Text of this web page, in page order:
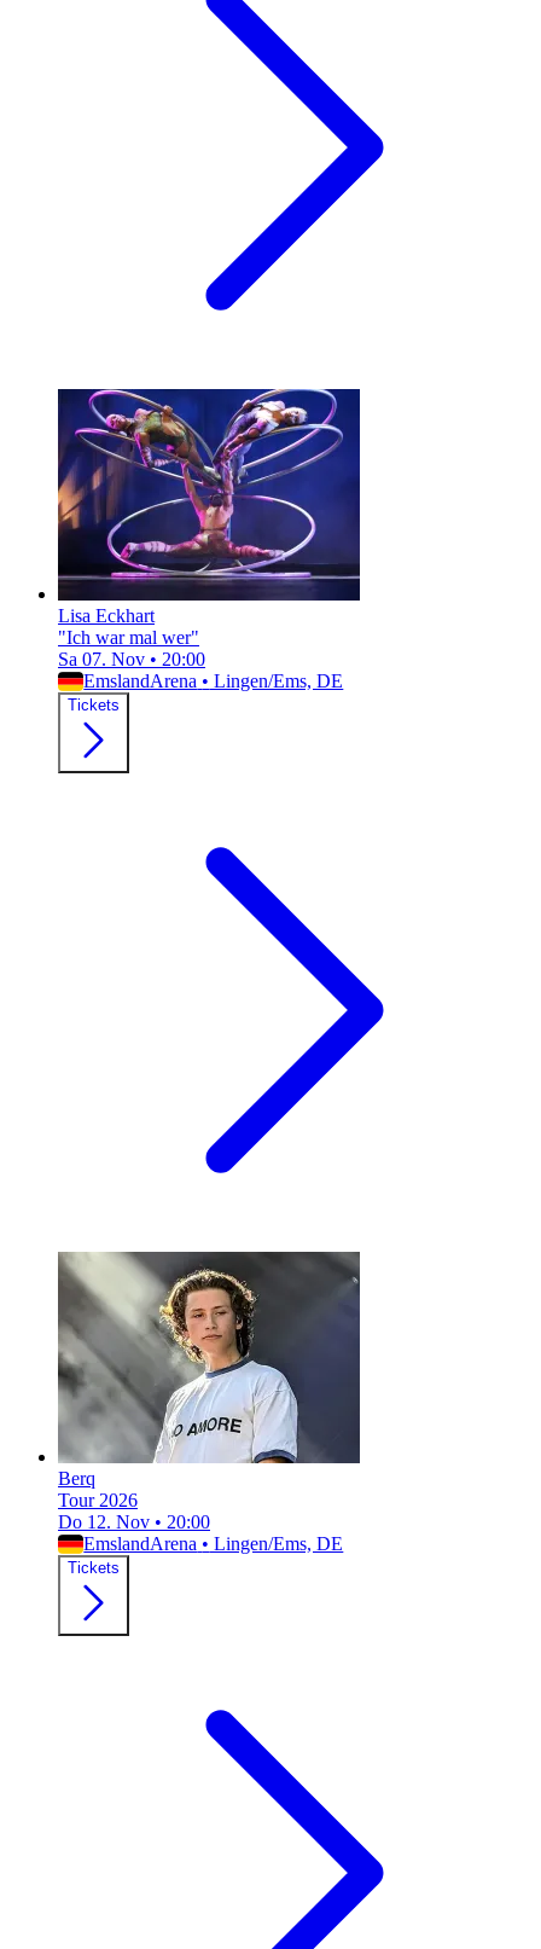
Lisa Eckhart
"Ich war mal wer"
Sa 07. Nov • 20:00
EmslandArena • Lingen/Ems, DE
Tickets
Berq
Tour 2026
Do 12. Nov • 20:00
EmslandArena • Lingen/Ems, DE
Tickets